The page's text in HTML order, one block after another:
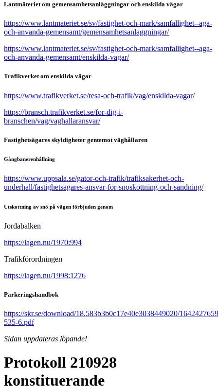
Lantmäteriet om gemensamhetsanläggningar och enskilda vägar
https://www.lantmateriet.se/sv/fastighet-och-mark/samfallighet--aga-
och-anvanda-gemensamt/gemensamhetsanlaggningar/
https://www.lantmateriet.se/sv/fastighet-och-mark/samfallighet--aga-
och-anvanda-gemensamt/enskilda-vagar/
Trafikverket om enskilda vägar
https://www.trafikverket.se/resa-och-trafik/vag/enskilda-vagar/
https://bransch.trafikverket.se/for-dig-i-
branschen/vag/vaghallaransvar/
Fastighetsägares skyldigheter gentemot väghållaren
Gångbanerenhållning
https://www.uppsala.se/gator-och-trafik/trafiksakerhet-och-
underhall/fastighetsagares-ansvar-for-snoskottning-och-sandning/
Utskottning av snö på vägen förbjuden genom
Jordabalken
https://lagen.nu/1970:994
Trafikförordningen
https://lagen.nu/1998:1276
Parkeringshandbok
https://skr.se/download/18.583b3b0c17e40e3038449020/
535-6.pdf
Sidan uppdateras löpande!
Protokoll 210928
konstituerande